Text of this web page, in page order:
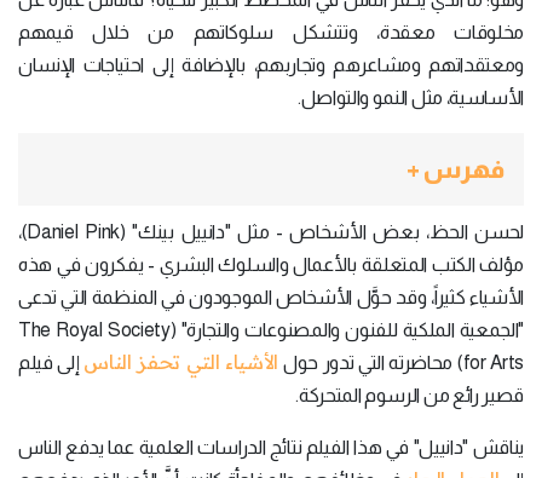
مخلوقات معقدة، وتتشكل سلوكاتهم من خلال قيمهم
ومعتقداتهم ومشاعرهم وتجاربهم، بالإضافة إلى احتياجات الإنسان
الأساسية، مثل النمو والتواصل.
فهرس +
لحسن الحظ، بعض الأشخاص - مثل "دانييل بينك" (Daniel Pink)،
مؤلف الكتب المتعلقة بالأعمال والسلوك البشري - يفكرون في هذه
الأشياء كثيراً، وقد حوَّل الأشخاص الموجودون في المنظمة التي تدعى
"الجمعية الملكية للفنون والمصنوعات والتجارة" (The Royal Society
for Arts) محاضرته التي تدور حول
الأشياء التي تحفز الناس إلى فيلم
قصير رائع من الرسوم المتحركة.
يناقش "دانييل" في هذا الفيلم نتائج الدراسات العلمية عما يدفع الناس